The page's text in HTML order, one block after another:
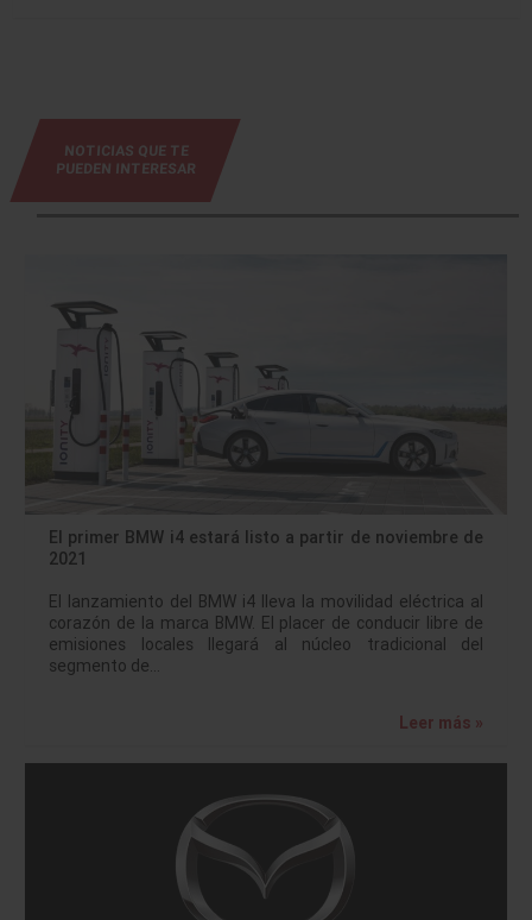
NOTICIAS QUE TE
PUEDEN INTERESAR
El primer BMW i4 estará listo a partir de noviembre de
2021
El lanzamiento del BMW i4 lleva la movilidad eléctrica al
corazón de la marca BMW. El placer de conducir libre de
emisiones locales llegará al núcleo tradicional del
segmento de…
Leer más »